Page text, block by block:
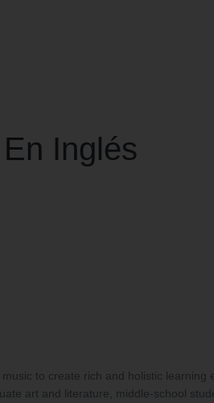
Inglés
to create rich and holistic
art and literature, middle-school